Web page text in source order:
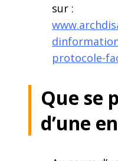
sur :
protocole-
Que se
d’une